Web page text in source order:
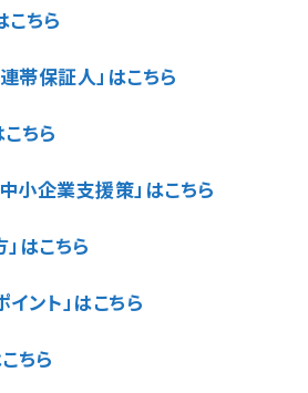
こちら
帯保証人」はこちら
こちら
小企業支援策」はこちら
」はこちら
イント」はこちら
ちら